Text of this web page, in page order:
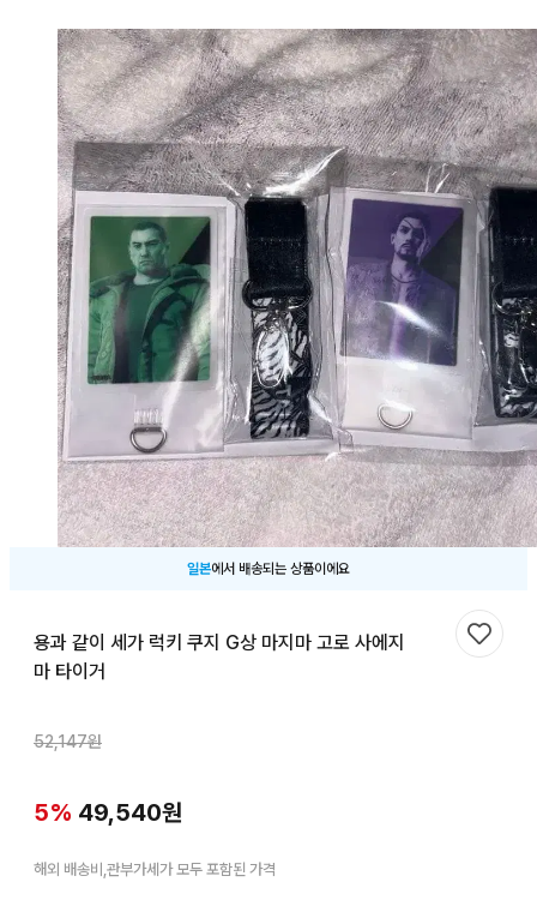
일본에서 배송되는 상품이에요
용과 같이 세가 럭키 쿠지 G상 마지마 고로 사에지
마 타이거
52,147원
5% 49,540원
해외 배송비,관부가세가 모두 포함된 가격
찜하기